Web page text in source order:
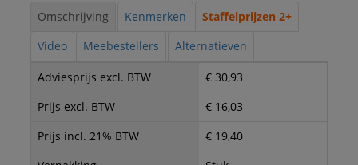
Omschrijving Kenmerken
Staffelprijzen 2+
Video
Meebestellers Alternatieven
Adviesprijs excl. BTW
€ 30,93
Prijs excl. BTW
€ 16,03
Prijs incl. 21% BTW
€ 19,40